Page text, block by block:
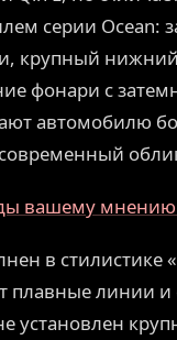
серии Ocean:
крупный
фонари с
автомобилю
вашему
в стилистике
плавные линии и
установлен